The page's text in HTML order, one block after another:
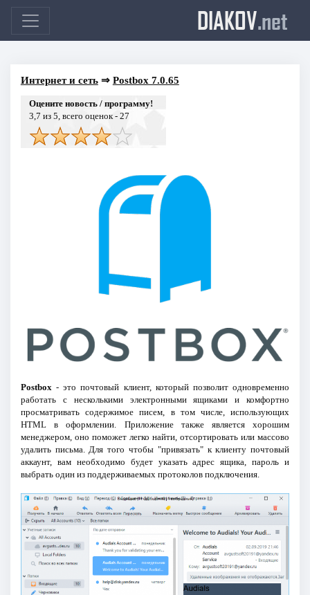
DIAKOV.net
Интернет и сеть⇒ Postbox 7.0.65
Оцените новость / программу!
3,7 из 5, всего оценок - 27
Postbox- это почтовый клиент, который позволит одновременно
работать с несколькими электронными ящиками и комфортно
просматривать содержимое писем, в том числе, использующих
HTML в оформлении. Приложение также является хорошим
менеджером, оно поможет легко найти, отсортировать или массово
удалить письма. Для того чтобы "привязать" к клиенту почтовый
аккаунт, вам необходимо будет указать адрес ящика, пароль и
выбрать один из поддерживаемых протоколов подключения.